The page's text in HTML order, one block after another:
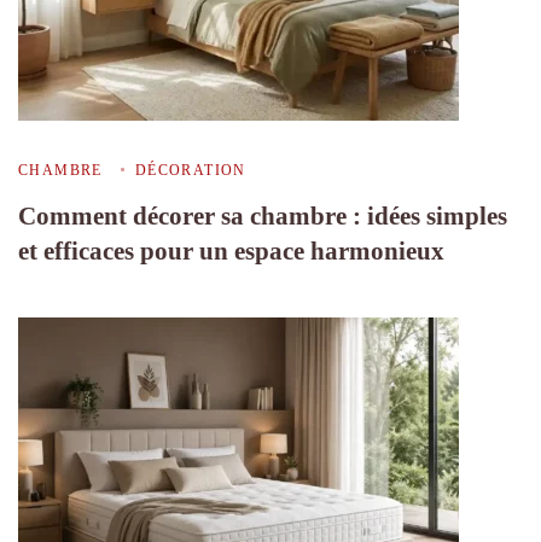
CHAMBRE DÉCORATION
Comment décorer sa chambre : idées simples
et efficaces pour un espace harmonieux